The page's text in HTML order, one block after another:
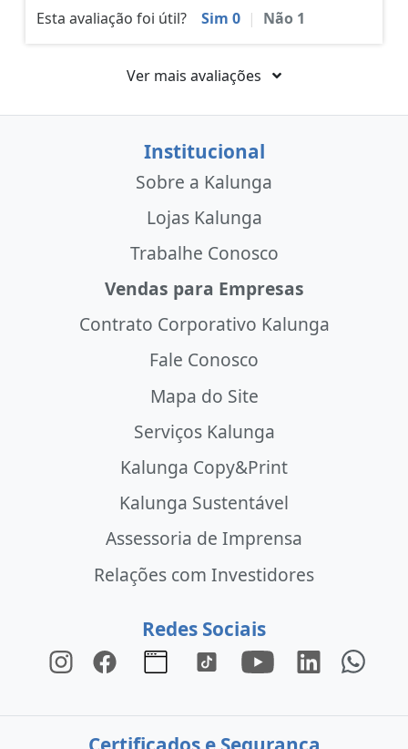
Esta avaliação foi útil?
Sim 0 | Não 1
Ver mais avaliações
Institucional
Sobre a Kalunga
Lojas Kalunga
Trabalhe Conosco
Vendas para Empresas
Contrato Corporativo Kalunga
Fale Conosco
Mapa do Site
Serviços Kalunga
Kalunga Copy&Print
Kalunga Sustentável
Assessoria de Imprensa
Relações com Investidores
Redes Sociais